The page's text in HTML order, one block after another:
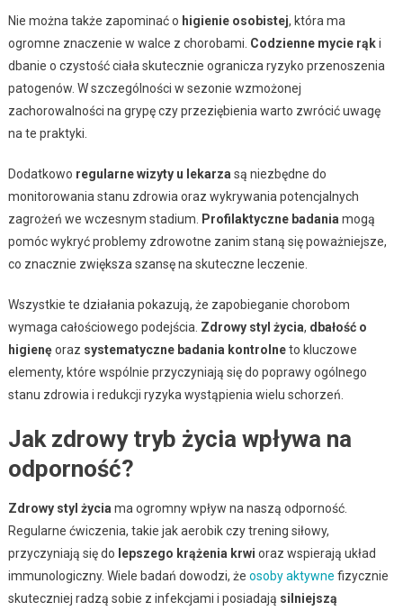
Nie można także zapominać o higienie osobistej, która ma
ogromne znaczenie w walce z chorobami. Codzienne mycie rąki
dbanie o czystość ciała skutecznie ogranicza ryzyko przenoszenia
patogenów. W szczególności w sezonie wzmożonej
zachorowalności na grypę czy przeziębienia warto zwrócić uwagę
na te praktyki.
Dodatkowo regularne wizyty u lekarza są niezbędne do
monitorowania stanu zdrowia oraz wykrywania potencjalnych
zagrożeń we wczesnym stadium.
Profilaktyczne badania mogą
pomóc wykryć problemy zdrowotne zanim staną się poważniejsze,
co znacznie zwiększa szansę na skuteczne leczenie.
Wszystkie te działania pokazują, że zapobieganie chorobom
wymaga całościowego podejścia. Zdrowy styl życia, dbałość o
higienęoraz systematyczne badania kontrolneto kluczowe
elementy, które wspólnie przyczyniają się do poprawy ogólnego
stanu zdrowia i redukcji ryzyka wystąpienia wielu schorzeń.
Jak zdrowy tryb życia wpływa na
odporność?
Zdrowy styl życia ma ogromny wpływ na naszą odporność.
Regularne ćwiczenia, takie jak aerobik czy trening siłowy,
przyczyniają się do lepszego krążenia krwi oraz wspierają układ
immunologiczny. Wiele badań dowodzi, że osoby aktywne fizycznie
skuteczniej radzą sobie z infekcjami i posiadają silniejszą